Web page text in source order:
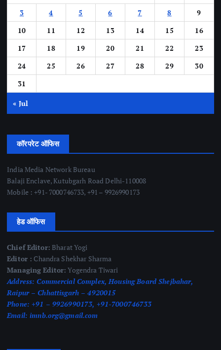
3
4 5 6 7 8
9
10
11 12 13 14 15
16
17
18 19 20 21 22
23
24
25 26 27 28 29
30
31
« Jul
कॉरपरेट ऑफिस
India Media Network Bureau
Balaji Enclave, Kutubgarh Road Delhi-110008
Mobile : +91- 7000746733, +91 – 9926990173
हेड ऑफिस
Chief Editor: Bharat Yogi
Editor : Chandra Shekhar Sharma
Managing Editor: Yogendra Tiwari
Address: Commercial Complex, Housing Board Shejbahar,
Raipur – Chhattisgarh – 4920015
Phone: +91 – 9926990173, +91-7000746733
Email: imnb.org@gmail.com